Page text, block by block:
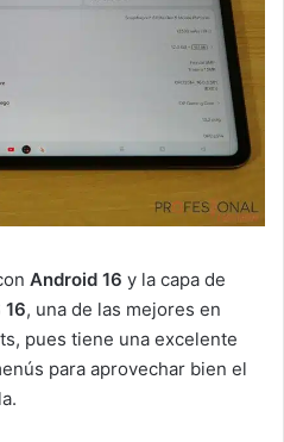
Android 16 y la capa de
16, una de las mejores en
pues tiene una excelente
para aprovechar bien el